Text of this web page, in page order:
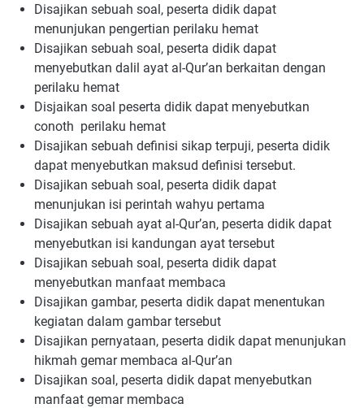
Disajikan sebuah soal, peserta didik dapat
menunjukan pengertian perilaku hemat
Disajikan sebuah soal, peserta didik dapat
menyebutkan dalil ayat al-Qur’an berkaitan dengan
perilaku hemat
Disjaikan soal peserta didik dapat menyebutkan
conoth perilaku hemat
Disajikan sebuah definisi sikap terpuji, peserta didik
dapat menyebutkan maksud definisi tersebut.
Disajikan sebuah soal, peserta didik dapat
menunjukan isi perintah wahyu pertama
Disajikan sebuah ayat al-Qur’an, peserta didik dapat
menyebutkan isi kandungan ayat tersebut
Disajikan sebuah soal, peserta didik dapat
menyebutkan manfaat membaca
Disajikan gambar, peserta didik dapat menentukan
kegiatan dalam gambar tersebut
Disajikan pernyataan, peserta didik dapat menunjukan
hikmah gemar membaca al-Qur’an
Disajikan soal, peserta didik dapat menyebutkan
manfaat gemar membaca